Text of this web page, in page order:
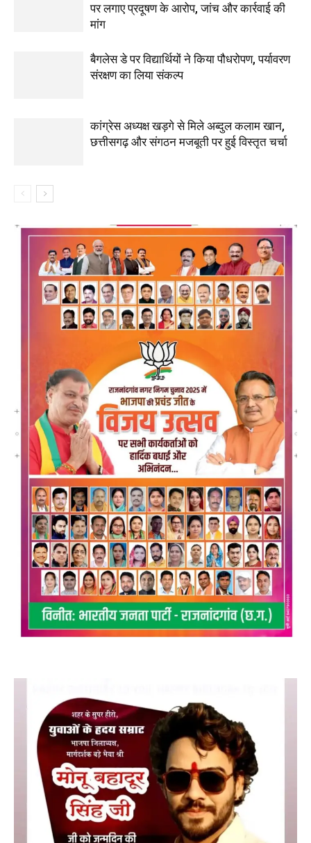
पर लगाए प्रदूषण के आरोप, जांच और कार्रवाई की
मांग
बैगलेस डे पर विद्यार्थियों ने किया पौधरोपण, पर्यावरण
संरक्षण का लिया संकल्प
कांग्रेस अध्यक्ष खड़गे से मिले अब्दुल कलाम खान,
छत्तीसगढ़ और संगठन मजबूती पर हुई विस्तृत चर्चा